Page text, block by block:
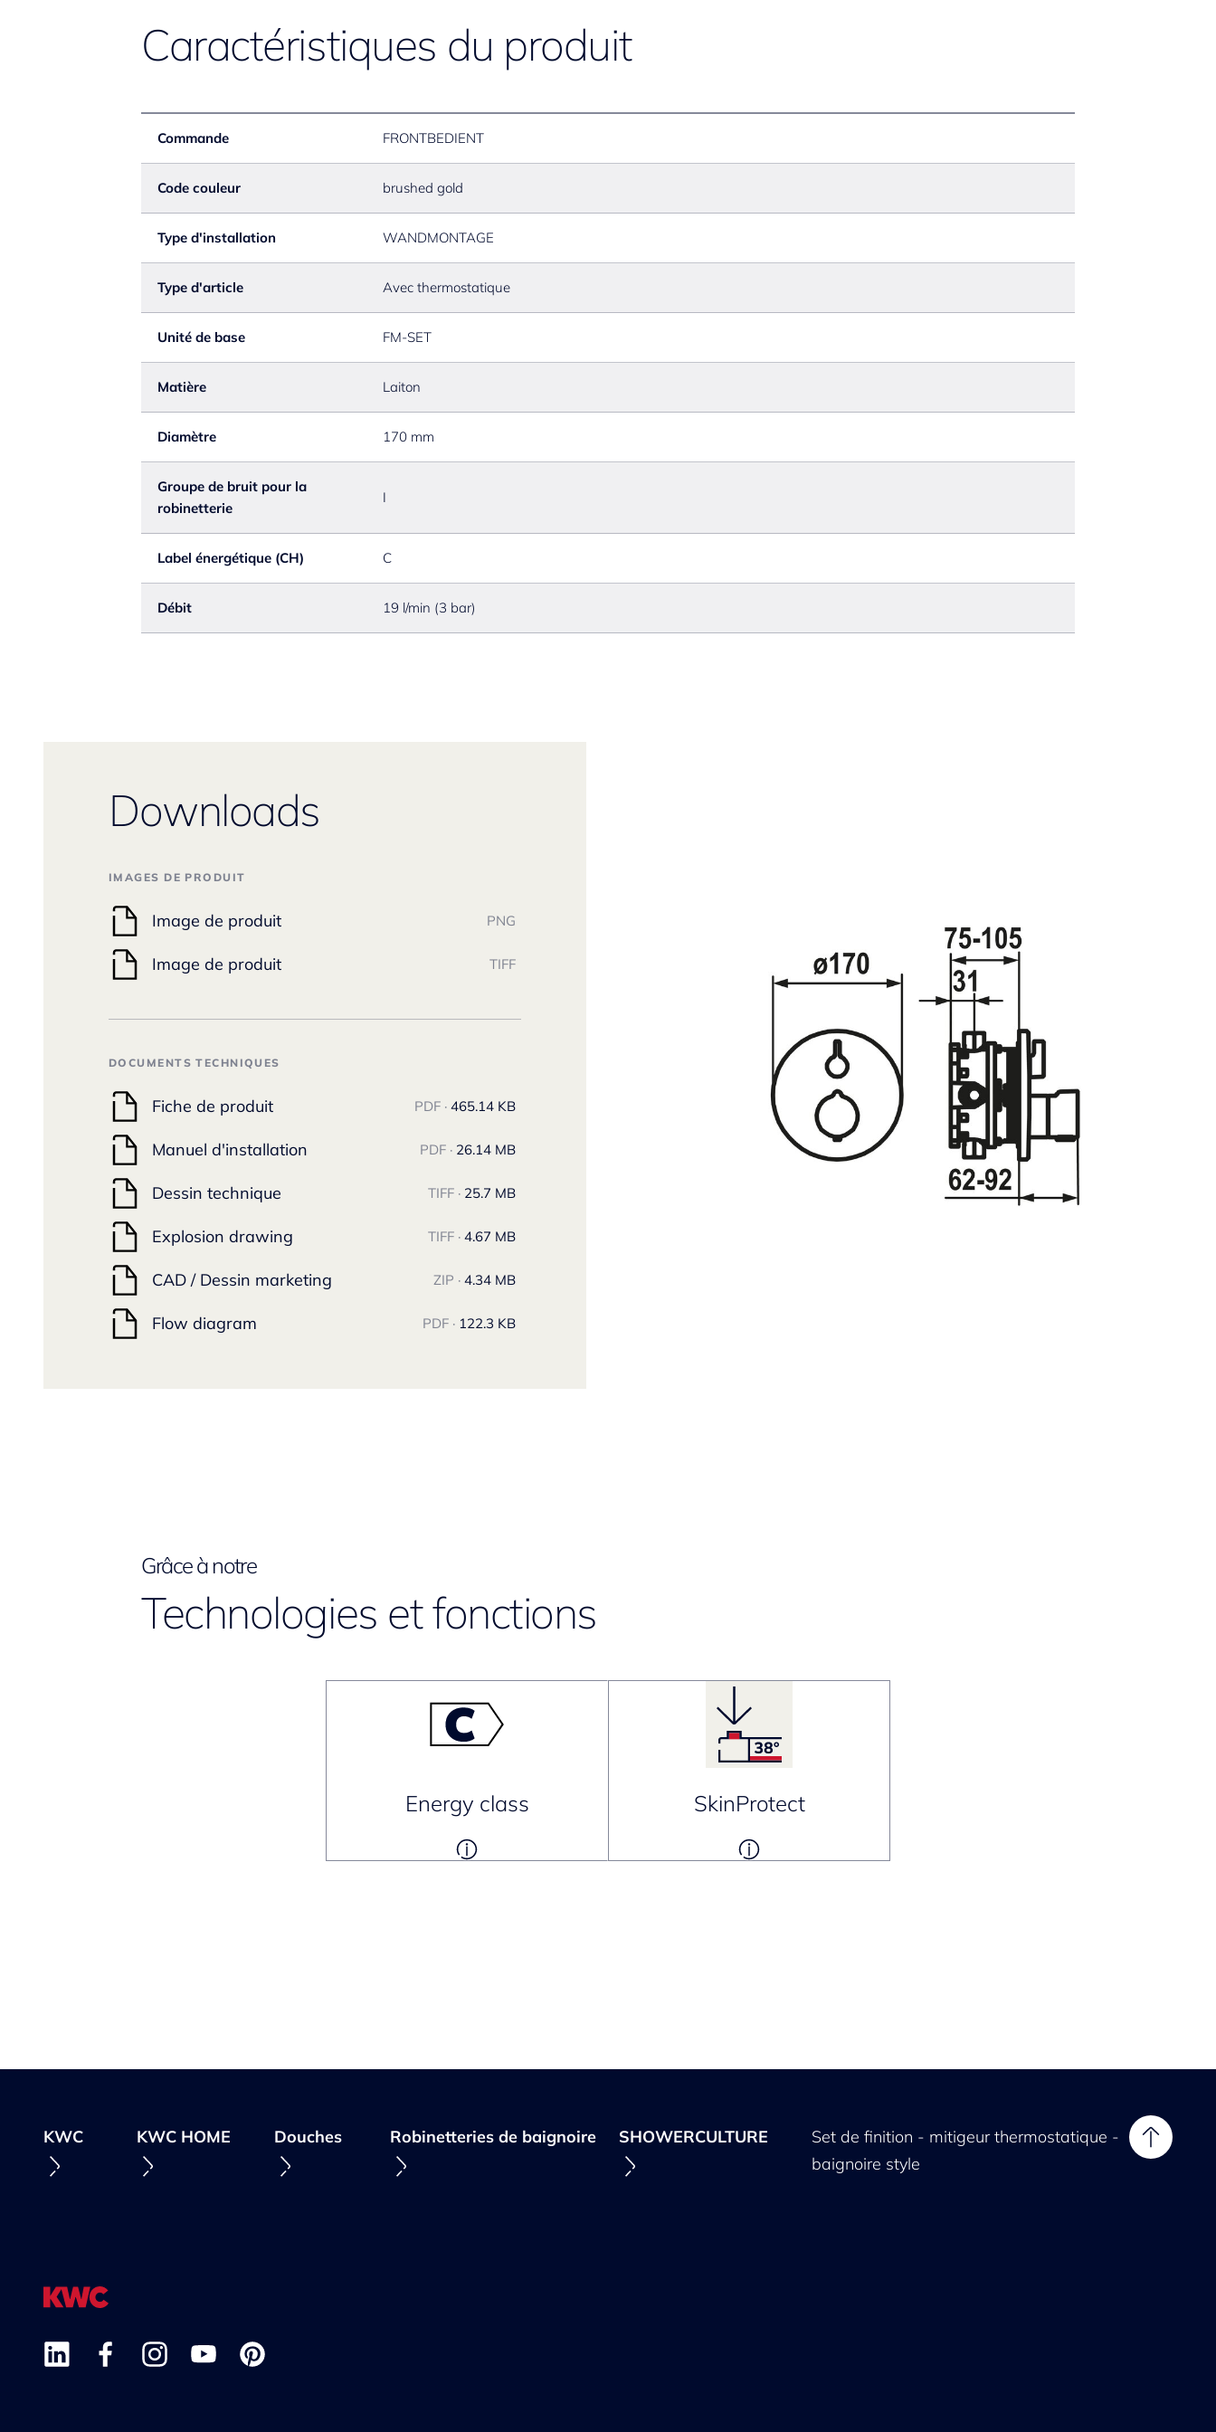
Caractéristiques du produit
Commande FRONTBEDIENT
Code couleur brushed gold
Type d'installation WANDMONTAGE
Type d'article Avec thermostatique
Unité de base FM-SET
Matière Laiton
Diamètre 170 mm
Groupe de bruit pour la
robinetterie
I
Label énergétique (CH) C
Débit 19 l/min (3 bar)
Downloads
IMAGES DE PRODUIT
Image de produit PNG
Image de produit TIFF
DOCUMENTS TECHNIQUES
Fiche de produit PDF · 465.14 KB
Manuel d'installation PDF · 26.14 MB
Dessin technique TIFF · 25.7 MB
Explosion drawing TIFF · 4.67 MB
CAD / Dessin marketing ZIP · 4.34 MB
Flow diagram PDF · 122.3 KB
Grâce à notre
Technologies et fonctions
Energy class SkinProtect
KWC KWC HOME Douches Robinetteries de baignoire SHOWERCULTURE
Set de finition - mitigeur thermostatique -
baignoire style